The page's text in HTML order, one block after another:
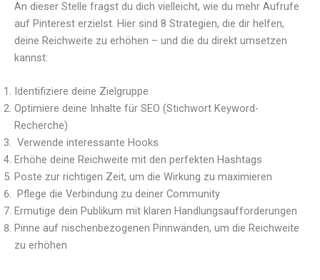
An dieser Stelle fragst du dich vielleicht, wie du mehr Aufrufe
auf Pinterest erzielst. Hier sind 8 Strategien, die dir helfen,
deine Reichweite zu erhöhen – und die du direkt umsetzen
kannst:
Identifiziere deine Zielgruppe
Optimiere deine Inhalte für SEO (Stichwort Keyword-
Recherche)
Verwende interessante Hooks
Erhöhe deine Reichweite mit den perfekten Hashtags
Poste zur richtigen Zeit, um die Wirkung zu maximieren
Pflege die Verbindung zu deiner Community
Ermutige dein Publikum mit klaren Handlungsaufforderungen
Pinne auf nischenbezogenen Pinnwänden, um die Reichweite
zu erhöhen